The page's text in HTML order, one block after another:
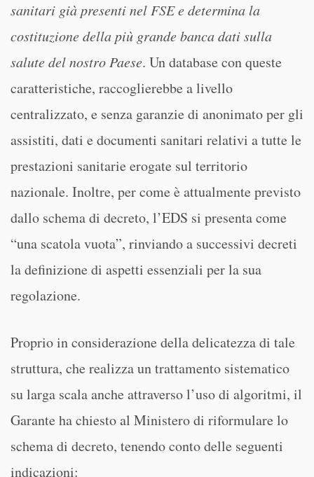
sanitari già presenti nel FSE e determina la
costituzione della più grande banca dati sulla
salute del nostro Paese. Un database con queste
caratteristiche, raccoglierebbe a livello
centralizzato, e senza garanzie di anonimato per gli
assistiti, dati e documenti sanitari relativi a tutte le
prestazioni sanitarie erogate sul territorio
nazionale. Inoltre, per come è attualmente previsto
dallo schema di decreto, l’EDS si presenta come
“una scatola vuota”, rinviando a successivi decreti
la definizione di aspetti essenziali per la sua
regolazione.
Proprio in considerazione della delicatezza di tale
struttura, che realizza un trattamento sistematico
su larga scala anche attraverso l’uso di algoritmi, il
Garante ha chiesto al Ministero di riformulare lo
schema di decreto, tenendo conto delle seguenti
indicazioni: